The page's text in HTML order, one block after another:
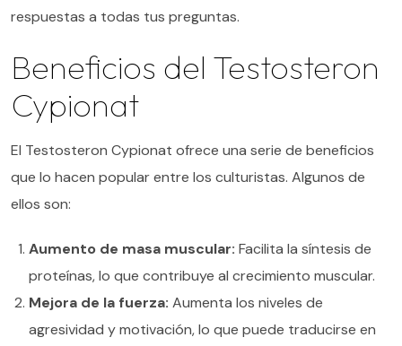
respuestas a todas tus preguntas.
Beneficios del Testosteron
Cypionat
El Testosteron Cypionat ofrece una serie de beneficios
que lo hacen popular entre los culturistas. Algunos de
ellos son:
Aumento de masa muscular: Facilita la síntesis de
proteínas, lo que contribuye al crecimiento muscular.
Mejora de la fuerza: Aumenta los niveles de
agresividad y motivación, lo que puede traducirse en